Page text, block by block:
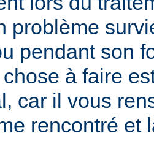
problème
pendant son
à faire
car il vous
rencontré et